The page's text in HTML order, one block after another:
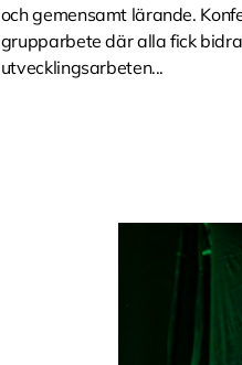
och gemensamt lärande.
grupparbete där alla fick
utvecklingsarbeten...